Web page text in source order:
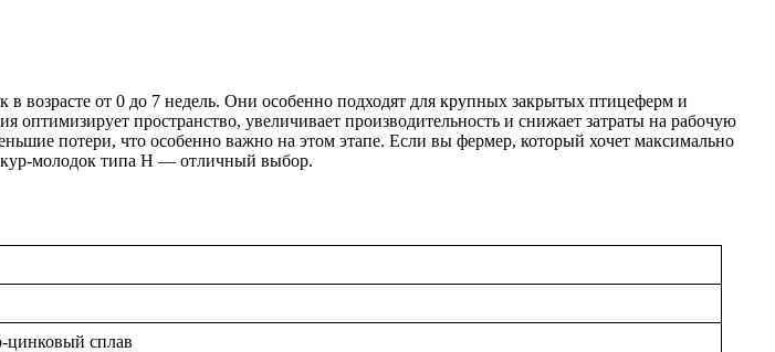
возрасте от 0 до 7 недель. Они особенно подходят для крупных закрытых птицеферм и
пространство, увеличивает производительность и снижает затраты на рабочую
потери, что особенно важно на этом этапе. Если вы фермер, который хочет максимально
кур-молодок типа H — отличный выбор.
цинковый сплав